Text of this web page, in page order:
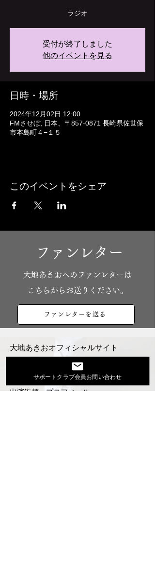
ラジオ
受付が終了しました
他のイベントを見る
日時・場所
2024年12月02日 12:00
FMさせぼ, 日本、〒857-0871 長崎県佐世保
市本島町４−１５
このイベントをシェア
ファンレター
​大地あきおへのファンレターは
こちらからお送りください。
ファンレターを送る
大地あきおオフィシャルサイト
活動スケジュール
出演依頼・プロフィール
サポートクラブ会員お問い合わせ